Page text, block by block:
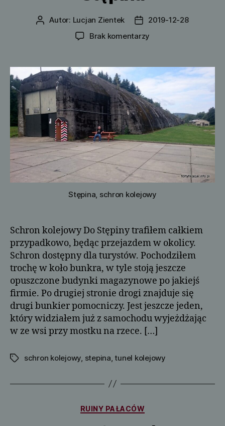
AutorAutor: Lucjan Zientek
Data2019-12-28
Brak komentarzy
Stępina, schron kolejowy
Schron kolejowy Do Stępiny trafiłem całkiem
przypadkowo, będąc przejazdem w okolicy.
Schron dostępny dla turystów. Pochodziłem
trochę w koło bunkra, w tyle stoją jeszcze
opuszczone budynki magazynowe po jakiejś
firmie. Po drugiej stronie drogi znajduje się
drugi bunkier pomocniczy. Jest jeszcze jeden,
który widziałem już z samochodu wyjeżdżając
w ze wsi przy mostku na rzece. […]
Tagischron kolejowy stepina ,tunel kolejowy
Kategorie
RUINY PAŁACÓW